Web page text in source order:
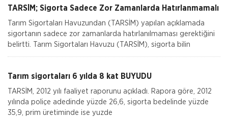
TARSİM; Sigorta Sadece Zor Zamanlarda Hatırlanmamalı
Tarım Sigortaları Havuzundan (TARSİM) yapılan açıklamada
sigortanın sadece zor zamanlarda hatırlanılmaması gerektiğini
belirtti. Tarım Sigortaları Havuzu (TARSİM), sigorta bilin
Tarım sigortaları 6 yılda 8 kat BÜYÜDÜ
TARSİM, 2012 yılı faaliyet raporunu açıkladı. Rapora göre, 2012
yılında poliçe adedinde yüzde 26,6, sigorta bedelinde yüzde
35,9, prim üretiminde ise yuzde